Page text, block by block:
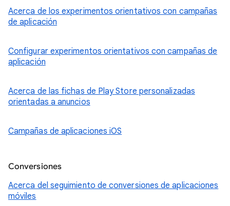
Acerca de los experimentos orientativos con campañas
de aplicación
Configurar experimentos orientativos con campañas de
aplicación
Acerca de las fichas de Play Store personalizadas
orientadas a anuncios
Campañas de aplicaciones iOS
Conversiones
Acerca del seguimiento de conversiones de aplicaciones
móviles